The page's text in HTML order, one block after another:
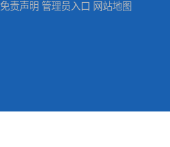
免责声明 管理员入口 网站地图